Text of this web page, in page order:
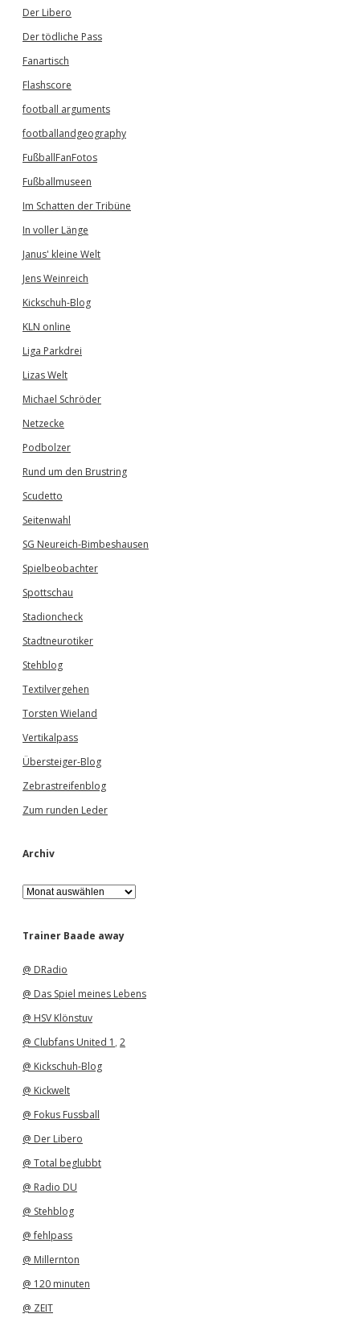
Der Libero
Der tödliche Pass
Fanartisch
Flashscore
football arguments
footballandgeography
FußballFanFotos
Fußballmuseen
Im Schatten der Tribüne
In voller Länge
Janus' kleine Welt
Jens Weinreich
Kickschuh-Blog
KLN online
Liga Parkdrei
Lizas Welt
Michael Schröder
Netzecke
Podbolzer
Rund um den Brustring
Scudetto
Seitenwahl
SG Neureich-Bimbeshausen
Spielbeobachter
Spottschau
Stadioncheck
Stadtneurotiker
Stehblog
Textilvergehen
Torsten Wieland
Vertikalpass
Übersteiger-Blog
Zebrastreifenblog
Zum runden Leder
Archiv
A
r
h
Trainer Baade away
@ DRadio
@ Das Spiel meines Lebens
@ HSV Klönstuv
@ Clubfans United 1 , 2
@ Kickschuh-Blog
@ Kickwelt
@ Fokus Fussball
@ Der Libero
@ Total beglubbt
@ Radio DU
@ Stehblog
@ fehlpass
@ Millernton
@ 120 minuten
@ ZEIT